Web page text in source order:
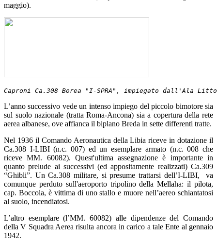
maggio).
Caproni Ca.308 Borea "I-SPRA", impiegato dall'Ala
L’anno successivo vede un intenso impiego del piccolo bimotore sia
sul suolo nazionale (tratta Roma-Ancona) sia a copertura della rete
aerea albanese, ove affianca il biplano Breda in sette differenti tratte.
Nel 1936 il Comando Aeronautica della Libia riceve in dotazione il
Ca.308 I-LIBI (n.c. 007) ed un esemplare armato (n.c. 008 che
riceve MM. 60082). Quest'ultima assegnazione è importante in
quanto prelude ai successivi (ed appositamente realizzati) Ca.309
“Ghibli”. Un Ca.308 militare, si presume trattarsi dell’I-LIBI, va
comunque perduto sull'aeroporto tripolino della Mellaha: il pilota,
cap. Boccola, è vittima di uno stallo e muore nell’aereo schiantatosi
al suolo, incendiatosi.
L’altro esemplare (l’MM. 60082) alle dipendenze del Comando
della V Squadra Aerea risulta ancora in carico a tale Ente al gennaio
1942.